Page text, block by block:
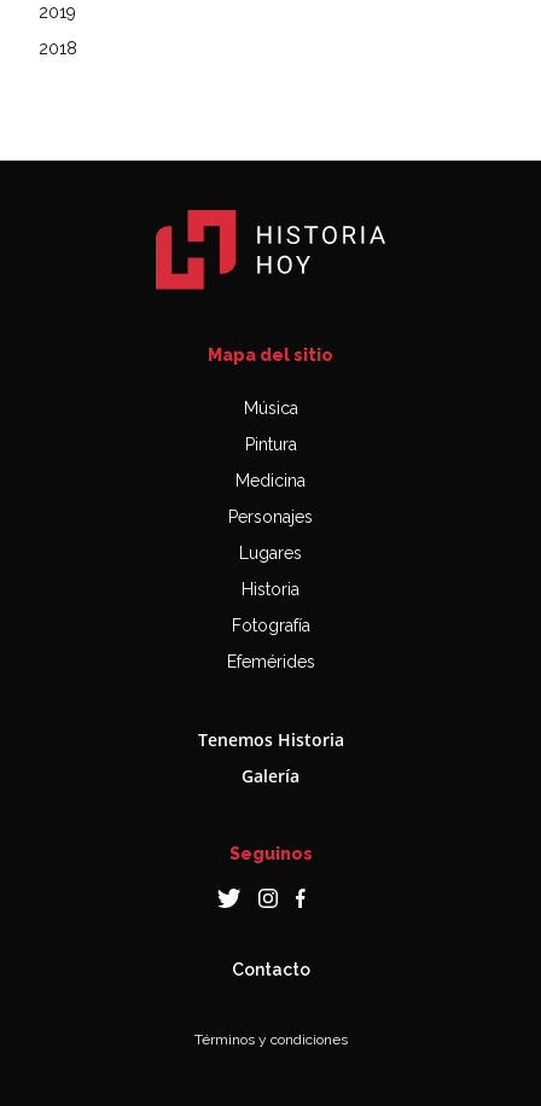
2019
2018
Mapa del sitio
Música
Pintura
Medicina
Personajes
Lugares
Historia
Fotografía
Efemérides
Tenemos Historia
Galería
Seguinos
Contacto
Términos y condiciones